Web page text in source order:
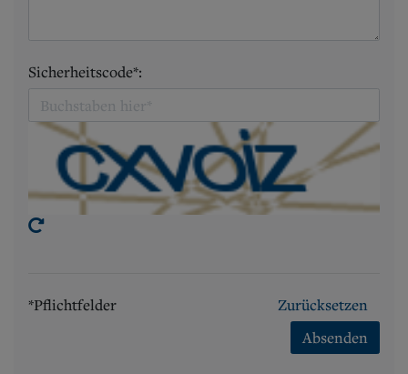
Sicherheitscode*:
*Pflichtfelder
Zurücksetzen
Absenden